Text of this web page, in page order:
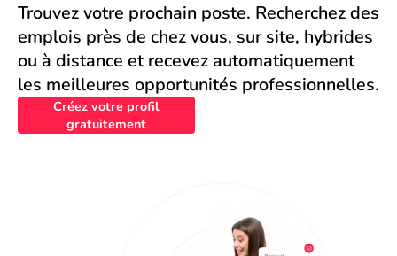
Trouvez votre prochain poste. Recherchez des
emplois près de chez vous, sur site, hybrides
ou à distance et recevez automatiquement
les meilleures opportunités professionnelles.
Créez votre profil
gratuitement